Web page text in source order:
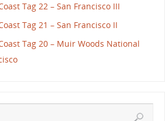
Tag 22 – San Francisco III
Tag 21 – San Francisco II
Tag 20 – Muir Woods National